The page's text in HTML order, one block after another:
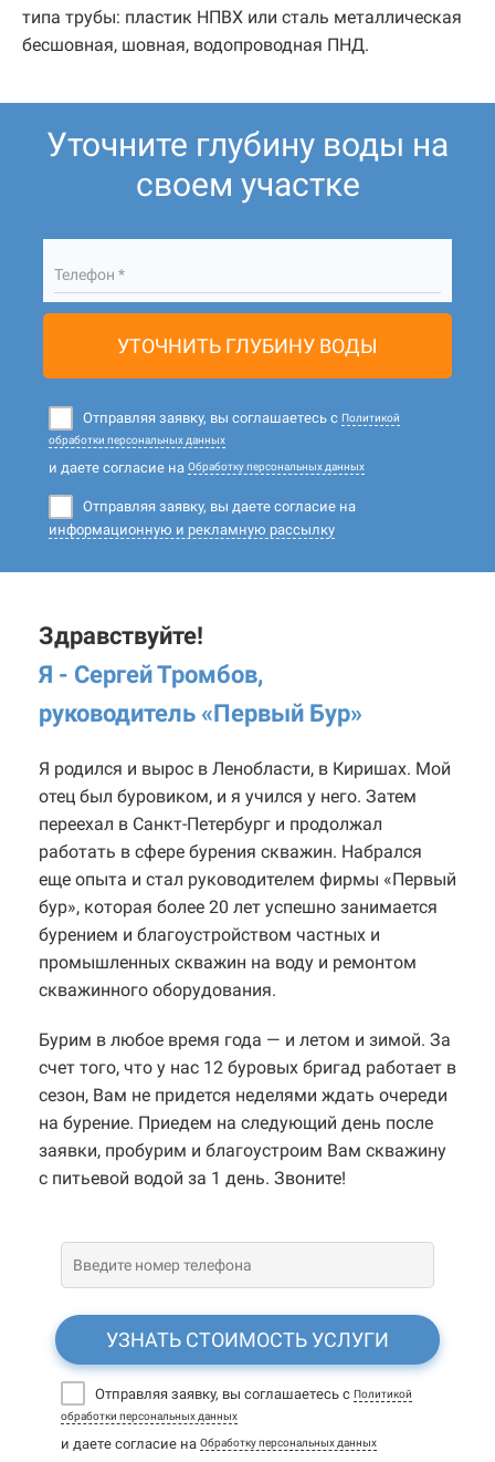
типа трубы: пластик НПВХ или сталь металлическая
бесшовная, шовная, водопроводная ПНД.
Уточните глубину воды на
своем участке
Телефон *
УТОЧНИТЬ ГЛУБИНУ ВОДЫ
Отправляя заявку, вы соглашаетесь с Политикой
обработки персональных данных
и даете согласие на Обработку персональных данных
Отправляя заявку, вы даете согласие на
информационную и рекламную рассылку
Здравствуйте!
Я - Сергей Тромбов,
руководитель «Первый Бур»
Я родился и вырос в Ленобласти, в Киришах. Мой
отец был буровиком, и я учился у него. Затем
переехал в Санкт-Петербург и продолжал
работать в сфере бурения скважин. Набрался
еще опыта и стал руководителем фирмы «Первый
бур», которая более 20 лет успешно занимается
бурением и благоустройством частных и
промышленных скважин на воду и ремонтом
скважинного оборудования.
Бурим в любое время года — и летом и зимой. За
счет того, что у нас 12 буровых бригад работает в
сезон, Вам не придется неделями ждать очереди
на бурение. Приедем на следующий день после
заявки, пробурим и благоустроим Вам скважину
с питьевой водой за 1 день. Звоните!
УЗНАТЬ СТОИМОСТЬ УСЛУГИ
Отправляя заявку, вы соглашаетесь с Политикой
обработки персональных данных
и даете согласие на Обработку персональных данных